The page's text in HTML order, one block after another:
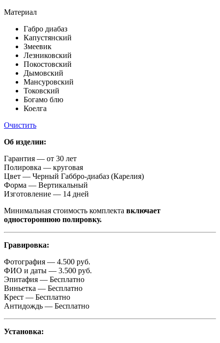
Материал
Габро диабаз
Капустянский
Змеевик
Лезниковский
Покостовский
Дымовский
Мансуровский
Токовский
Богамо блю
Коелга
Очистить
Об изделии:
Гарантия — от 30 лет
Полировка — круговая
Цвет — Черный Габбро-диабаз (Карелия)
Форма — Вертикальный
Изготовление — 14 дней
Минимальная стоимость комплекта включает
одностороннюю полировку.
Гравировка:
Фотография — 4.500 руб.
ФИО и даты — 3.500 руб.
Эпитафия — Бесплатно
Виньетка — Бесплатно
Крест — Бесплатно
Антидождь — Бесплатно
Установка: